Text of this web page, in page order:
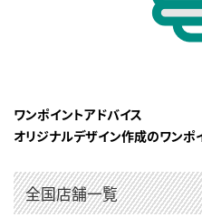
ワンポイントアドバイス
オリジナルデザイン作成のワンポ
全国店舗一覧